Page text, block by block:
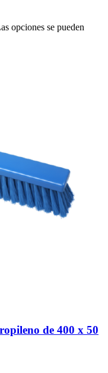
opciones se pueden
de 400 x 50